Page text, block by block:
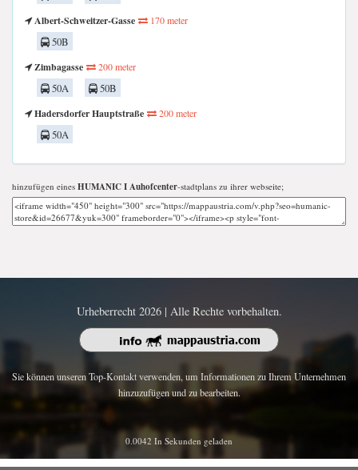
Albert-Schweitzer-Gasse
170 meter
50B
Zimbagasse
200 meter
50A
50B
Hadersdorfer Hauptstraße
200 meter
50A
hinzufügen eines HUMANIC I Auhofcenter-stadtplans zu ihrer webseite;
Urheberrecht 2026 | Alle Rechte vorbehalten.
Sie können unseren Top-Kontakt verwenden, um Informationen zu Ihrem Unternehmen
hinzuzufügen und zu bearbeiten.
0.0042 In Sekunden geladen